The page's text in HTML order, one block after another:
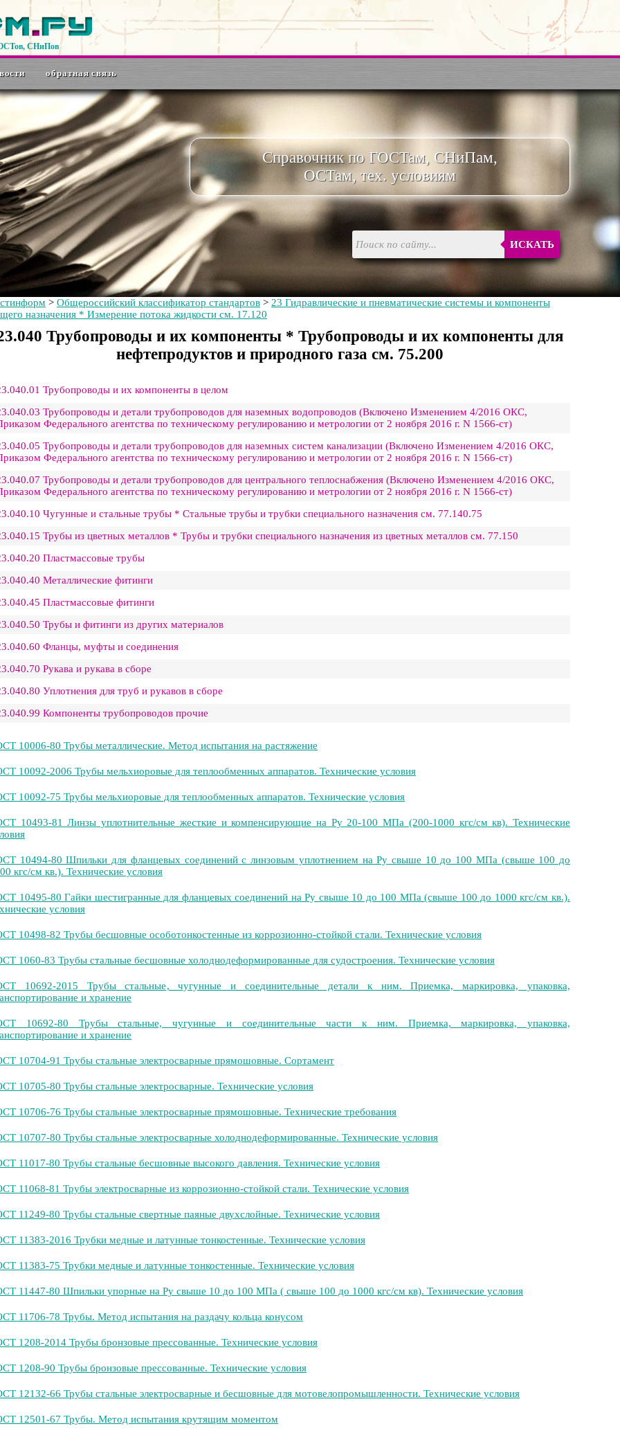
СНиПов
обратная связь
Справочник по ГОСТам, СНиПам,
ОСТам, тех. условиям
ИСКАТЬ
> Общероссийский классификатор стандартов > 23 Гидравлические и пневматические системы и компоненты
назначения * Измерение потока жидкости см. 17.120
Трубопроводы и их компоненты * Трубопроводы и их компоненты для
нефтепродуктов и природного газа см. 75.200
Трубопроводы и их компоненты в целом
Трубопроводы и детали трубопроводов для наземных водопроводов (Включено Изменением 4/2016 ОКС,
Федерального агентства по техническому регулированию и метрологии от 2 ноября 2016 г. N 1566-ст)
Трубопроводы и детали трубопроводов для наземных систем канализации (Включено Изменением 4/2016 ОКС,
Федерального агентства по техническому регулированию и метрологии от 2 ноября 2016 г. N 1566-ст)
Трубопроводы и детали трубопроводов для центрального теплоснабжения (Включено Изменением 4/2016 ОКС,
Федерального агентства по техническому регулированию и метрологии от 2 ноября 2016 г. N 1566-ст)
Чугунные и стальные трубы * Стальные трубы и трубки специального назначения см. 77.140.75
Трубы из цветных металлов * Трубы и трубки специального назначения из цветных металлов см. 77.150
Пластмассовые трубы
Металлические фитинги
Пластмассовые фитинги
Трубы и фитинги из других материалов
Фланцы, муфты и соединения
Рукава и рукава в сборе
Уплотнения для труб и рукавов в сборе
Компоненты трубопроводов прочие
10006-80 Трубы металлические. Метод испытания на растяжение
10092-2006 Трубы мельхиоровые для теплообменных аппаратов. Технические условия
10092-75 Трубы мельхиоровые для теплообменных аппаратов. Технические условия
10493-81 Линзы уплотнительные жесткие и компенсирующие на Ру 20-100 МПа (200-1000 кгс/см кв). Технические
10494-80 Шпильки для фланцевых соединений с линзовым уплотнением на Ру свыше 10 до 100 МПа (свыше 100 до
кгс/см кв.). Технические условия
10495-80 Гайки шестигранные для фланцевых соединений на Ру свыше 10 до 100 МПа (свыше 100 до 1000 кгс/см кв.).
условия
10498-82 Трубы бесшовные особотонкостенные из коррозионно-стойкой стали. Технические условия
1060-83 Трубы стальные бесшовные холоднодеформированные для судостроения. Технические условия
10692-2015 Трубы стальные, чугунные и соединительные детали к ним. Приемка, маркировка, упаковка,
и хранение
10692-80 Трубы стальные, чугунные и соединительные части к ним. Приемка, маркировка, упаковка,
и хранение
10704-91 Трубы стальные электросварные прямошовные. Сортамент
10705-80 Трубы стальные электросварные. Технические условия
10706-76 Трубы стальные электросварные прямошовные. Технические требования
10707-80 Трубы стальные электросварные холоднодеформированные. Технические условия
11017-80 Трубы стальные бесшовные высокого давления. Технические условия
11068-81 Трубы электросварные из коррозионно-стойкой стали. Технические условия
11249-80 Трубы стальные свертные паяные двухслойные. Технические условия
11383-2016 Трубки медные и латунные тонкостенные. Технические условия
11383-75 Трубки медные и латунные тонкостенные. Технические условия
11447-80 Шпильки упорные на Ру свыше 10 до 100 МПа ( свыше 100 до 1000 кгс/см кв). Технические условия
11706-78 Трубы. Метод испытания на раздачу кольца конусом
1208-2014 Трубы бронзовые прессованные. Технические условия
1208-90 Трубы бронзовые прессованные. Технические условия
12132-66 Трубы стальные электросварные и бесшовные для мотовелопромышленности. Технические условия
12501-67 Трубы. Метод испытания крутящим моментом